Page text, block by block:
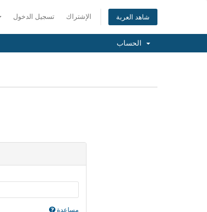
تسجيل الدخول الإشتراك شاهد العربة
مساعدة